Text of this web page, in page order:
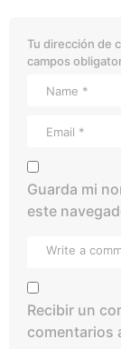
Tu dirección de
campos
Guarda mi
este
Recibir un
comentarios